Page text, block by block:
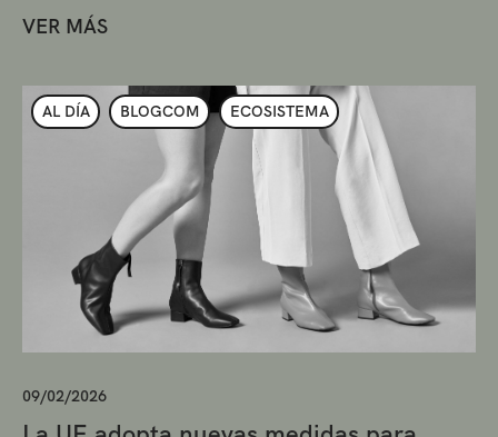
VER MÁS
AL DÍA BLOGCOM ECOSISTEMA
09/02/2026